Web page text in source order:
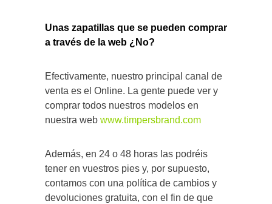
Unas zapatillas que se pueden comprar
a través de la web ¿No?
Efectivamente, nuestro principal canal de
venta es el Online. La gente puede ver y
comprar todos nuestros modelos en
nuestra web www.timpersbrand.com
Además, en 24 o 48 horas las podréis
tener en vuestros pies y, por supuesto,
contamos con una política de cambios y
devoluciones gratuita, con el fin de que